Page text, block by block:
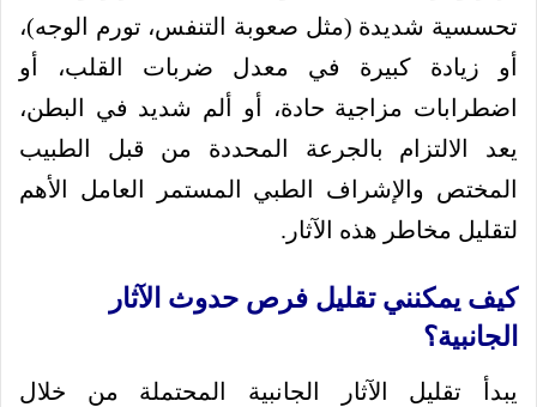
تحسسية شديدة (مثل صعوبة التنفس، تورم الوجه)،
أو زيادة كبيرة في معدل ضربات القلب، أو
اضطرابات مزاجية حادة، أو ألم شديد في البطن،
يعد الالتزام بالجرعة المحددة من قبل الطبيب
المختص والإشراف الطبي المستمر العامل الأهم
لتقليل مخاطر هذه الآثار.
كيف يمكنني تقليل فرص حدوث الآثار
الجانبية؟
يبدأ تقليل الآثار الجانبية المحتملة من خلال